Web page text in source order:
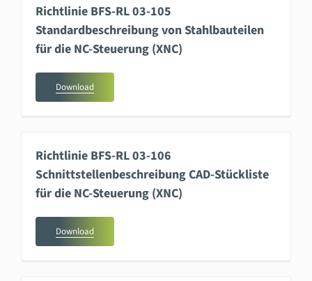
Richtlinie BFS-RL 03-105
Standardbeschreibung von Stahlbauteilen
für die NC-Steuerung (XNC)
Download
Richtlinie BFS-RL 03-106
Schnittstellenbeschreibung CAD-Stückliste
für die NC-Steuerung (XNC)
Download